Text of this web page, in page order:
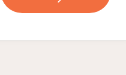
POEM,